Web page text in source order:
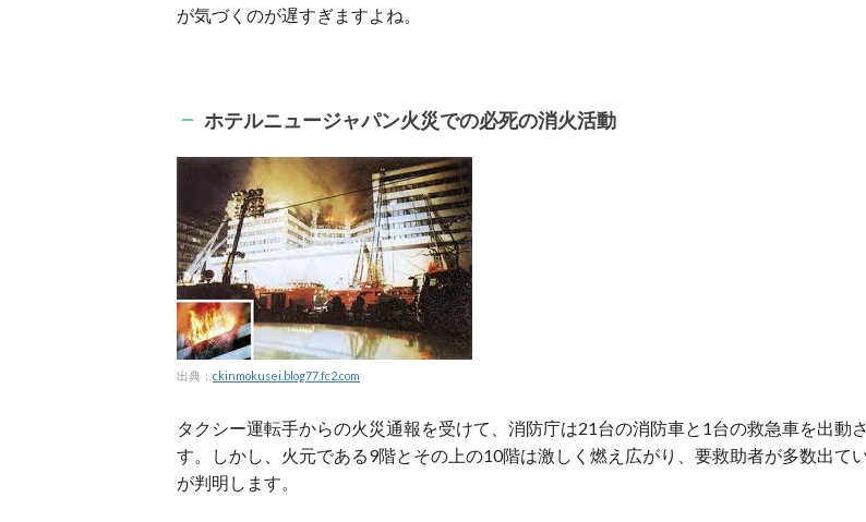
が気づくのが遅すぎますよね。
ホテルニュージャパン火災での必死の消火活動
出典： ckinmokusei.blog77.fc2.com
タクシー運転手からの火災通報を受けて、消防庁は21台の消防車と1台の救急車を出動
す。しかし、火元である9階とその上の10階は激しく燃え広がり、要救助者が多数出て
が判明します。